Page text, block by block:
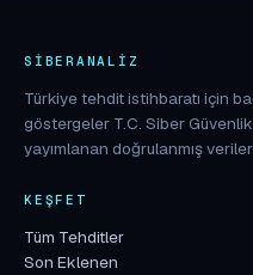
SIBERANALIZ
Türkiye tehdit istihbaratı için
göstergeler T.C. Siber
yayımlanan doğrulanmış
KEŞFET
Tüm Tehditler
Son Eklenen